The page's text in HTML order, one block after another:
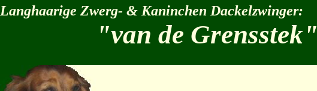
Langhaarige Zwerg- & Kaninchen Dackelzwinger:
"van de Grensstek"